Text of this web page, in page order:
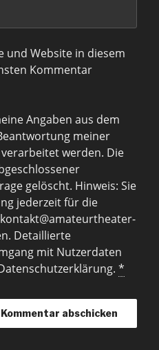
und Website in diesem
Kommentar
Angaben aus dem
meiner
werden. Die
gelöscht. Hinweis: Sie
jederzeit für die
Detaillierte
mit Nutzerdaten
*